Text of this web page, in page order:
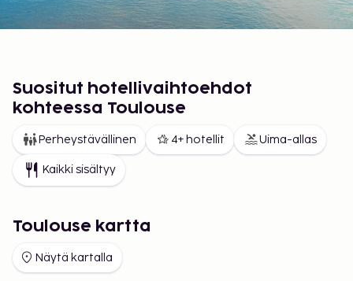
Suositut hotellivaihtoehdot
kohteessa Toulouse
Perheystävällinen 4+ hotellit Uima-allas
Kaikki sisältyy
Toulouse kartta
Näytä kartalla